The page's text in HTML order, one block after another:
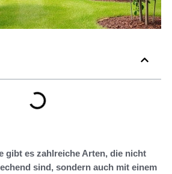
gibt es zahlreiche Arten, die nicht
sind, sondern auch mit einem